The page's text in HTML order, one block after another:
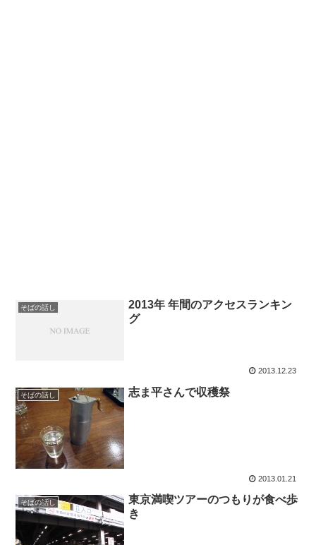
そばの話し
2013年 年間のアクセスランキン
グ
2013.12.23
そばの話し 志ま平さんで収穫祭
2013.01.21
そばの話し
東京満喫ツアーのつもりが食べ歩
き